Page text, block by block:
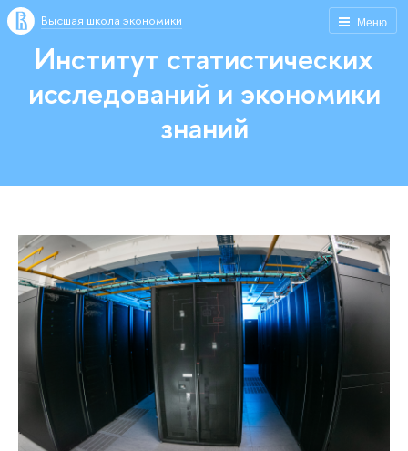
Меню
Высшая школа экономики
Институт статистических
исследований и экономики
знаний